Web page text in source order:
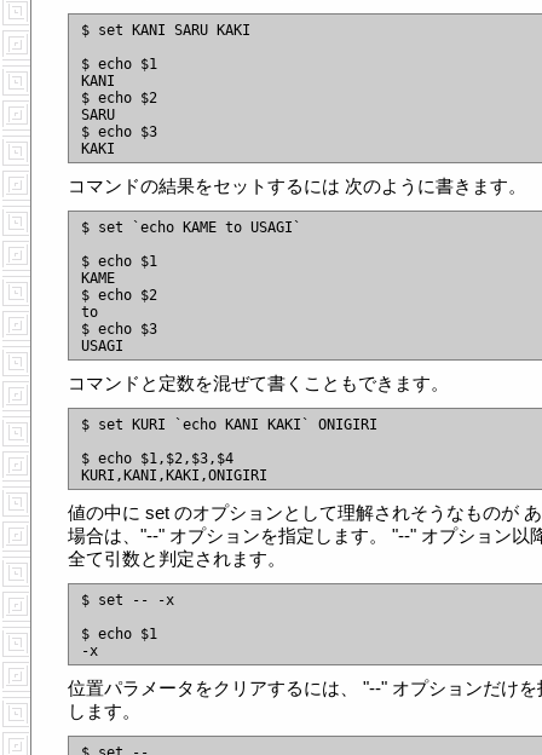
$ set KANI SARU KAKI
$ echo $1
KANI
$ echo $2
SARU
$ echo $3
コマンドの結果をセットするには 次のように書きます。
$ set `echo KAME to USAGI`
$ echo $1
KAME
$ echo $2
to
$ echo $3
コマンドと定数を混ぜて書くこともできます。
$ set KURI `echo KANI KAKI` ONIGIRI
$ echo $1,$2,$3,$4
値の中に set のオプションとして理解されそうなものが
場合は、"--" オプションを指定します。 "--" オプション以
全て引数と判定されます。
$ set -- -x
$ echo $1
位置パラメータをクリアするには、 "--" オプションだけを
します。